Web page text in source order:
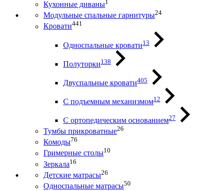
Кухонные диваны1
Модульные спальные гарнитуры24
Кровати441
Односпальные кровати13
Полуторки138
Двуспальные кровати405
С подъемным механизмом12
С ортопедическим основанием27
Тумбы прикроватные26
Комоды76
Гримерные столы10
Зеркала16
Детские матрасы26
Односпальные матрасы50